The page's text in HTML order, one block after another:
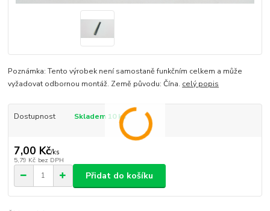
Poznámka: Tento výrobek není samostaně funkčním celkem a může
vyžadovat odbornou montáž. Země původu: Čína. celý popis
Dostupnost Skladem 10 ks
7,00 Kč/ks
5,79 Kč bez DPH
Přidat do košíku